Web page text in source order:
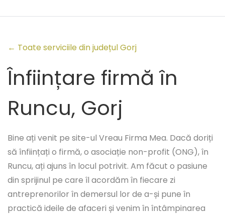
← Toate serviciile din județul Gorj
Înființare firmă în
Runcu, Gorj
Bine ați venit pe site-ul Vreau Firma Mea. Dacă doriți
să înființați o firmă, o asociație non-profit (ONG), în
Runcu, ați ajuns în locul potrivit. Am făcut o pasiune
din sprijinul pe care îl acordăm în fiecare zi
antreprenorilor în demersul lor de a-și pune în
practică ideile de afaceri și venim în întâmpinarea